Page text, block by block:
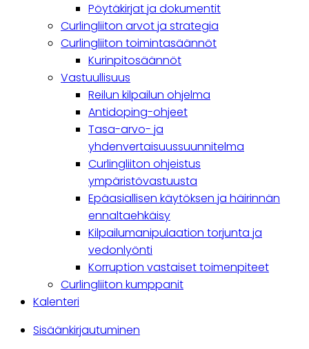
Pöytäkirjat ja dokumentit
Curlingliiton arvot ja strategia
Curlingliiton toimintasäännöt
Kurinpitosäännöt
Vastuullisuus
Reilun kilpailun ohjelma
Antidoping-ohjeet
Tasa-arvo- ja
yhdenvertaisuussuunnitelma
Curlingliiton ohjeistus
ympäristövastuusta
Epäasiallisen käytöksen ja häirinnän
ennaltaehkäisy
Kilpailumanipulaation torjunta ja
vedonlyönti
Korruption vastaiset toimenpiteet
Curlingliiton kumppanit
Kalenteri
Käyttäjävalikko
Sisäänkirjautuminen